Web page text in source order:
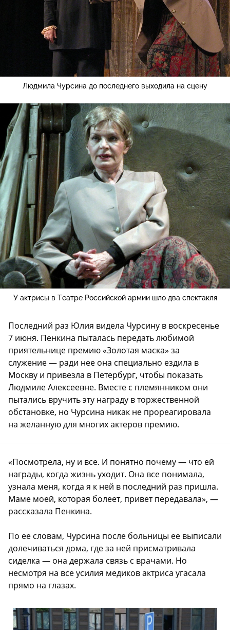
Людмила Чурсина до последнего выходила на сцену
У актрисы в Театре Российской армии шло два спектакля
Последний раз Юлия видела Чурсину в воскресенье
7 июня. Пенкина пыталась передать любимой
приятельнице премию «Золотая маска» за
служение — ради нее она специально ездила в
Москву и привезла в Петербург, чтобы показать
Людмиле Алексеевне. Вместе с племянником они
пытались вручить эту награду в торжественной
обстановке, но Чурсина никак не прореагировала
на желанную для многих актеров премию.
«Посмотрела, ну и все. И понятно почему — что ей
награды, когда жизнь уходит. Она все понимала,
узнала меня, когда я к ней в последний раз пришла.
Маме моей, которая болеет, привет передавала», —
рассказала Пенкина.
По ее словам, Чурсина после больницы ее выписали
долечиваться дома, где за ней присматривала
сиделка — она держала связь с врачами. Но
несмотря на все усилия медиков актриса угасала
прямо на глазах.